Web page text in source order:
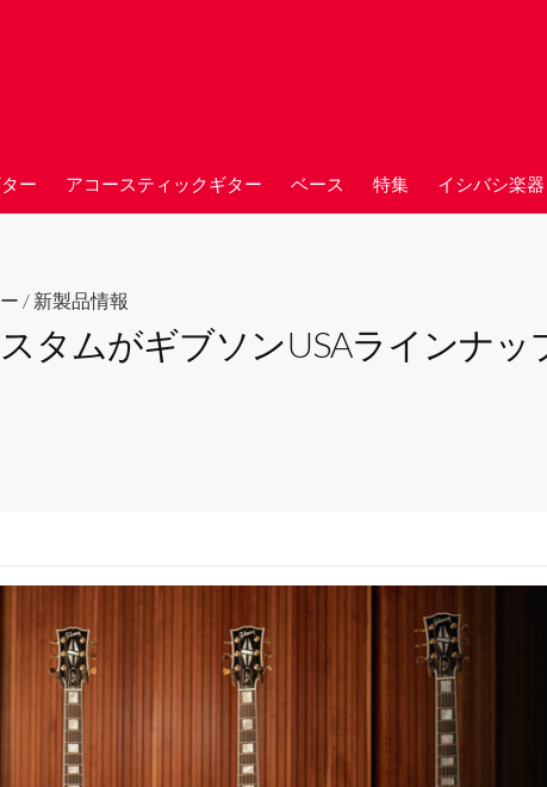
ー アコースティックギター ベース 特集 イシバシ楽器
/ 新製品情報
タムがギブソンUSAラインナッ